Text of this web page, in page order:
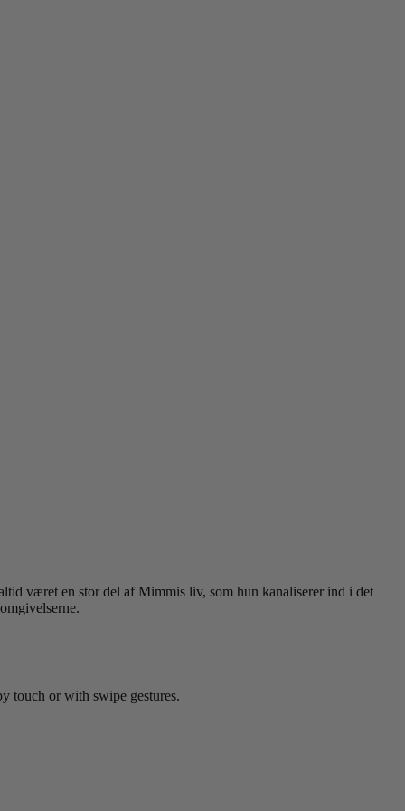
været en stor del af Mimmis liv, som hun kanaliserer ind i det
touch or with swipe gestures.